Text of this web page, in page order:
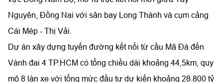
Nguyên, Đồng Nai với sân bay Long Thành và cụm cảng
Cái Mép - Thị Vải.
Dự án xây dựng tuyến đường kết nối từ cầu Mã Đà đến
Vành đai 4 TP.HCM có tổng chiều dài khoảng 44,5km, quy
mô 8 làn xe với tổng mức đầu tư dự kiến khoảng 28.800 tỷ